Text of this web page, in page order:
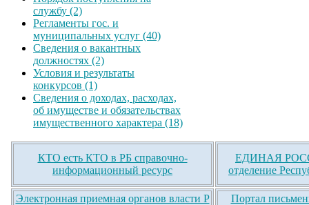
службу (2)
Регламенты гос. и
муниципальных услуг (40)
Сведения о вакантных
должностях (2)
Условия и результаты
конкурсов (1)
Сведения о доходах, расходах,
об имуществе и обязательствах
имущественного характера (18)
КТО есть КТО в РБ справочно-
информационный ресурс
ЕДИНАЯ
отделение
Электронная приемная органов власти Р Портал